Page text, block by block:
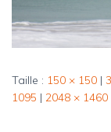
Taille : 150 × 150 |
1095 | 2048 × 1460